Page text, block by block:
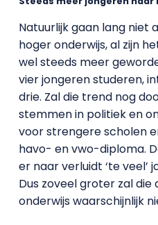
Natuurlijk gaan lang niet
hoger onderwijs, al zijn
wel steeds meer
vier jongeren studeren,
drie. Zal die trend nog
stemmen in politiek en
voor strengere scholen
havo- en vwo-diploma.
er naar verluidt ‘te veel’
Dus zoveel groter zal
onderwijs waarschijnlijk